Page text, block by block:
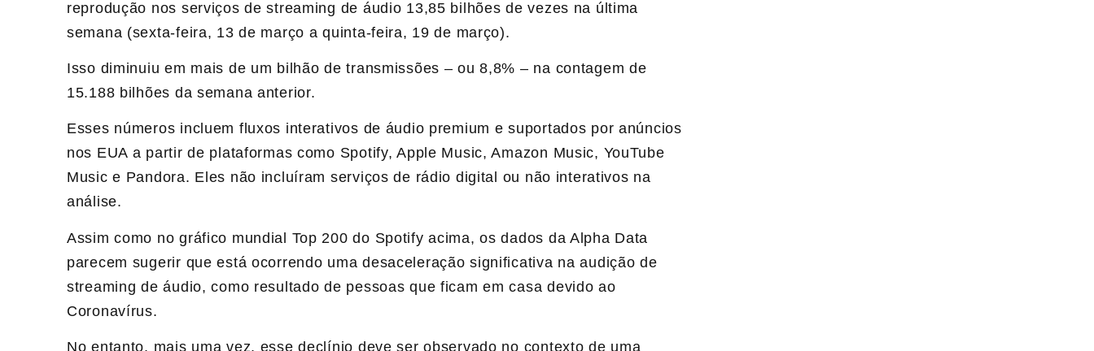
reprodução nos serviços de streaming de áudio 13,85 bilhões de vezes na última
semana (sexta-feira, 13 de março a quinta-feira, 19 de março).
Isso diminuiu em mais de um bilhão de transmissões – ou 8,8% – na contagem de
15.188 bilhões da semana anterior.
Esses números incluem fluxos interativos de áudio premium e suportados por anúncios
nos EUA a partir de plataformas como Spotify, Apple Music, Amazon Music, YouTube
Music e Pandora. Eles não incluíram serviços de rádio digital ou não interativos na
análise.
Assim como no gráfico mundial Top 200 do Spotify acima, os dados da Alpha Data
parecem sugerir que está ocorrendo uma desaceleração significativa na audição de
streaming de áudio, como resultado de pessoas que ficam em casa devido ao
Coronavírus.
No entanto, mais uma vez, esse declínio deve ser observado no contexto de uma